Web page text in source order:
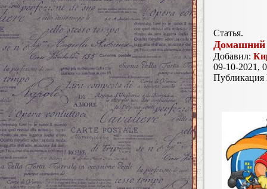
Статья.
Домашний
Добавил:
09-10-2021,